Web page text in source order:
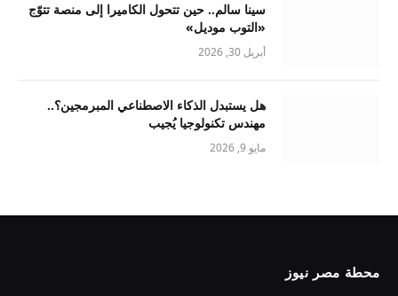
سينا سالم.. حين تتحول الكاميرا إلى منصة تتوّج
«التوب موديل»
أبريل 30, 2026
هل يستبدل الذكاء الاصطناعي المبرمجين؟..
مهندس تكنولوجيا يُجيب
مايو 9, 2026
محطة مصر نيوز